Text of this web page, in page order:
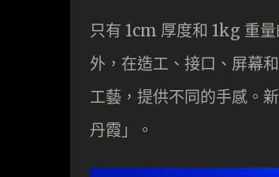
只有 1cm 厚度和 1kg 重
外，在造工、接口、屏幕
工藝，提供不同的手感。
丹霞」。